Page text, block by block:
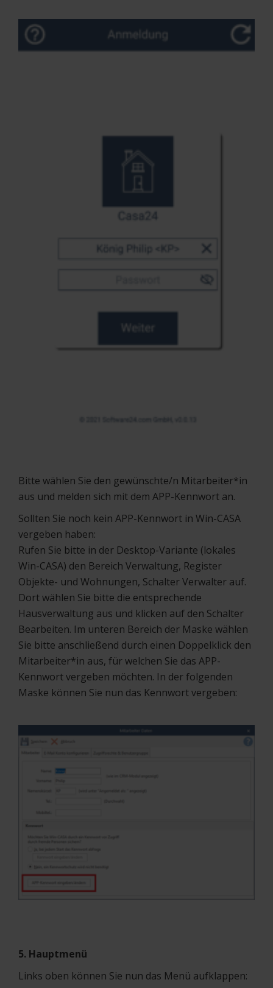
Bitte wählen Sie den gewünschte/n Mitarbeiter*in
aus und melden sich mit dem APP-Kennwort an.
Sollten Sie noch kein APP-Kennwort in Win-CASA
vergeben haben:
Rufen Sie bitte in der Desktop-Variante (lokales
Win-CASA) den Bereich Verwaltung, Register
Objekte- und Wohnungen, Schalter Verwalter auf.
Dort wählen Sie bitte die entsprechende
Hausverwaltung aus und klicken auf den Schalter
Bearbeiten. Im unteren Bereich der Maske wählen
Sie bitte anschließend durch einen Doppelklick den
Mitarbeiter*in aus, für welchen Sie das APP-
Kennwort vergeben möchten. In der folgenden
Maske können Sie nun das Kennwort vergeben:
5. Hauptmenü
Links oben können Sie nun das Menü aufklappen: